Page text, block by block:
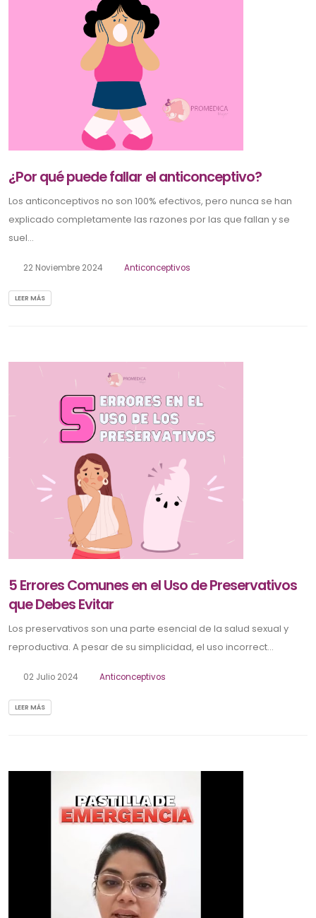
¿Por qué puede fallar el anticonceptivo?
Los anticonceptivos no son 100% efectivos, pero nunca se han
explicado completamente las razones por las que fallan y se
suel...
22 Noviembre 2024 Anticonceptivos
LEER MÁS
5 Errores Comunes en el Uso de Preservativos
que Debes Evitar
Los preservativos son una parte esencial de la salud sexual y
reproductiva. A pesar de su simplicidad, el uso incorrect...
02 Julio 2024 Anticonceptivos
LEER MÁS